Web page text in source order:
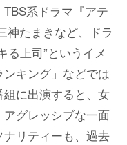
系ドラマ『アテ
神たまきなど、ドラ
る上司”というイメ
キング」などでは
に出演すると、女
グレッシブな一面
リティーも、過去